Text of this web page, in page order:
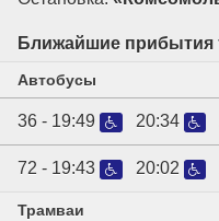
Ближайшие прибытия
Автобусы
36 - 19:49 20:34
72 - 19:43 20:02
Трамваи